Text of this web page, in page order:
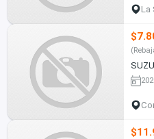
La